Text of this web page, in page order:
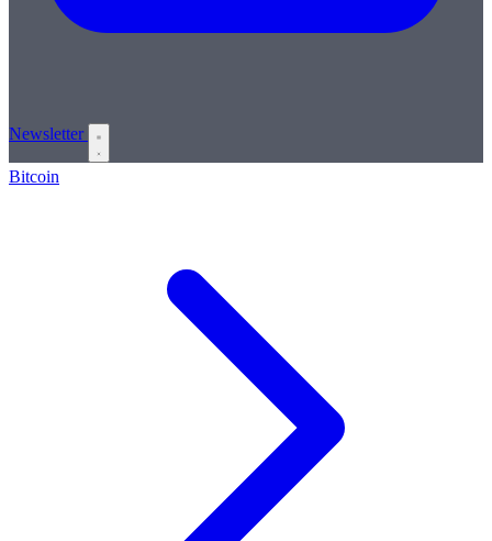
Newsletter
Bitcoin